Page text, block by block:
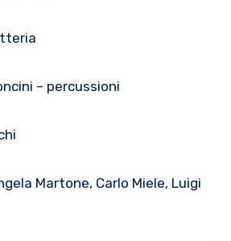
– percussioni
Martone, Carlo Miele, Luigi